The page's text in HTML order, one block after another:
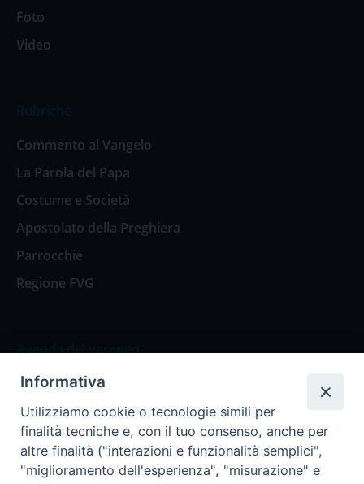
Foto
Video
Commento al Vangelo
La Parola del Papa
Costume e Società
Apostolato della Preghiera
Parrocchie
Regione FVG
Agenda del vescovo
Agenda del vescovo
Privacy Policy Trasparenza
Informativa
Utilizziamo cookie o tecnologie simili per
finalità tecniche e, con il tuo consenso, anche per
altre finalità ("interazioni e funzionalità semplici",
"miglioramento dell'esperienza", "misurazione" e